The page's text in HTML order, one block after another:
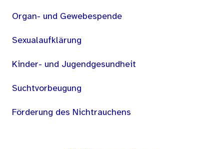
Organ- und Gewebespende
Sexualaufklärung
Kinder- und Jugendgesundheit
Suchtvorbeugung
Förderung des Nichtrauchens